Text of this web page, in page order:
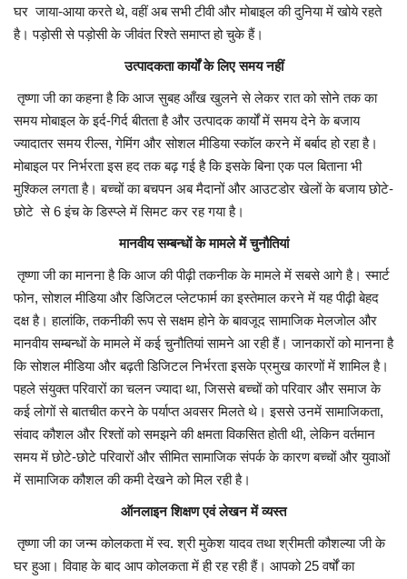
घर जाया-आया करते थे, वहीं अब सभी टीवी और मोबाइल की दुनिया में खोये रहते
है। पड़ोसी से पड़ोसी के जीवंत रिश्ते समाप्त हो चुके हैं।
उत्पादकता कार्यों के लिए समय नहीं
तृष्णा जी का कहना है कि आज सुबह आँख खुलने से लेकर रात को सोने तक का
समय मोबाइल के इर्द-गिर्द बीतता है और उत्पादक कार्यों में समय देने के बजाय
ज्यादातर समय रील्स, गेमिंग और सोशल मीडिया स्काॅल करने में बर्बाद हो रहा है।
मोबाइल पर निर्भरता इस हद तक बढ़ गई है कि इसके बिना एक पल बिताना भी
मुश्किल लगता है। बच्चों का बचपन अब मैदानों और आउटडोर खेलों के बजाय छोटे-
छोटे से 6 इंच के डिस्प्ले में सिमट कर रह गया है।
मानवीय सम्बन्धों के मामले में चुनौतियां
तृष्णा जी का मानना है कि आज की पीढ़ी तकनीक के मामले में सबसे आगे है। स्मार्ट
फोन, सोशल मीडिया और डिजिटल प्लेटफार्म का इस्तेमाल करने में यह पीढ़ी बेहद
दक्ष है। हालांकि, तकनीकी रूप से सक्षम होने के बावजूद सामाजिक मेलजोल और
मानवीय सम्बन्धों के मामले में कई चुनौतियां सामने आ रही हैं। जानकारों को मानना है
कि सोशल मीडिया और बढ़ती डिजिटल निर्भरता इसके प्रमुख कारणों में शामिल है।
पहले संयुक्त परिवारों का चलन ज्यादा था, जिससे बच्चों को परिवार और समाज के
कई लोगों से बातचीत करने के पर्याप्त अवसर मिलते थे। इससे उनमें सामाजिकता,
संवाद कौशल और रिश्तों को समझने की क्षमता विकसित होती थी, लेकिन वर्तमान
समय में छोटे-छोटे परिवारों और सीमित सामाजिक संपर्क के कारण बच्चों और युवाओं
में सामाजिक कौशल की कमी देखने को मिल रही है।
ऑनलाइन शिक्षण एवं लेखन में व्यस्त
तृष्णा जी का जन्म कोलकता में स्व. श्री मुकेश यादव तथा श्रीमती कौशल्या जी के
घर हुआ। विवाह के बाद आप कोलकता में ही रह रही हैं। आपको 25 वर्षों का